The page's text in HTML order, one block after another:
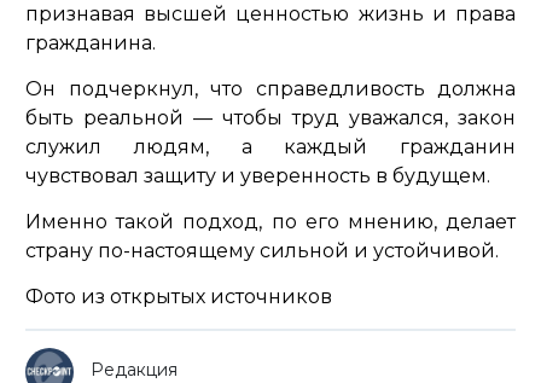
признавая высшей ценностью жизнь и права
гражданина.
Он подчеркнул, что справедливость должна
быть реальной — чтобы труд уважался, закон
служил людям, а каждый гражданин
чувствовал защиту и уверенность в будущем.
Именно такой подход, по его мнению, делает
страну по-настоящему сильной и устойчивой.
Фото из открытых источников
Редакция